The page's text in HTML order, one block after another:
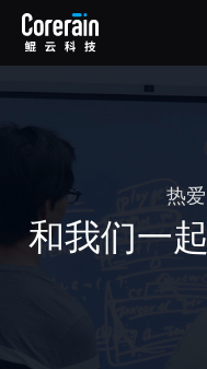
热
和我们一